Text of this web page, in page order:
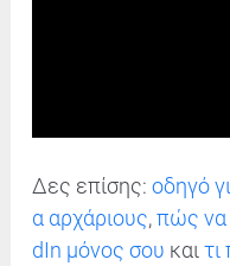
Δες επίσης: οδηγό
α αρχάριους,πώς να
dIn μόνος σου και τι